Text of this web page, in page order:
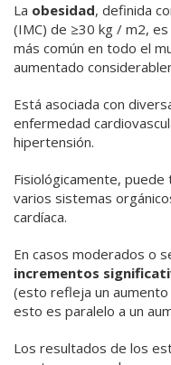
La obesidad, definida
(IMC) de ≥30 kg / m2,
más común en todo el
aumentado
Está asociada con
enfermedad
hipertensión.
Fisiológicamente,
varios sistemas
cardíaca.
En casos moderados o
incrementos
(esto refleja un
esto es paralelo a un
Los resultados de los